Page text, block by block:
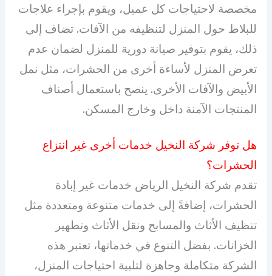
مخصصة لاحتياجات كل عميل، ويقوم بإجراء علاجات
للبلاط حول المنزل لتنظيفه من الآفات. تضاف إلى
ذلك، يقوم بتوفير صيانة دورية للمنزل لضمان عدم
تعرض المنزل لأساءة أخرى من الحشرات، مثل نمل
الأبيض والآفات الأخرى. ينصح باستعمال أصناف
المنتجات الآمنة داخل وخارج المسكن.
هل توفر شركة النخيل خدمات أخرى غير انتزاع
الحشرات؟
تقدم شركة النخيل الرياض خدمات غير إبادة
الحشرات، إضافةً إلى خدمات متنوعة ومتعددة مثل
تنظيف الأثاث والمسابح ونقل الأثاث وتطهير
الخزانات. بفضل التنوع في خدماتها، تعتبر هذه
الشركة متكاملة وجاهزة لتلبية احتياجات المنزل،